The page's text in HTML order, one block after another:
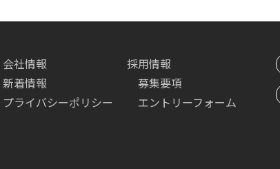
会社情報
新着情報
プライバシーポリシー
採用情報
募集要項
エントリーフォーム